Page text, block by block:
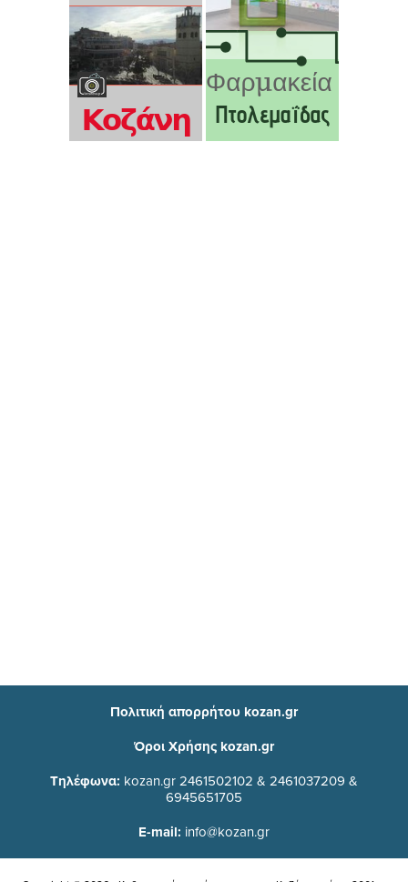
Πολιτική απορρήτου kozan.gr
Όροι Χρήσης kozan.gr
Τηλέφωνα: kozan.gr 2461502102 & 2461037209 &
6945651705
E-mail: info@kozan.gr